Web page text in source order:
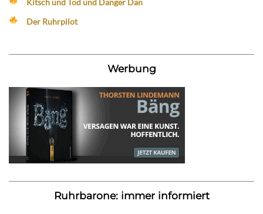
Kitsch und Tod und Danger Dan
Der Ruhrpilot
Werbung
Ruhrbarone: immer informiert